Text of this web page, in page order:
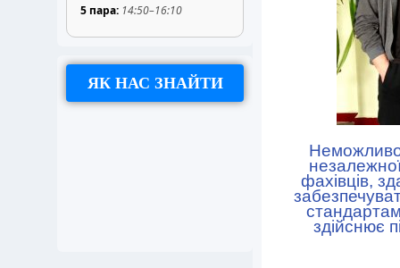
5 пара: 14:50–16:10
ЯК НАС ЗНАЙТИ
Неможливо
фахівців,
здійснює